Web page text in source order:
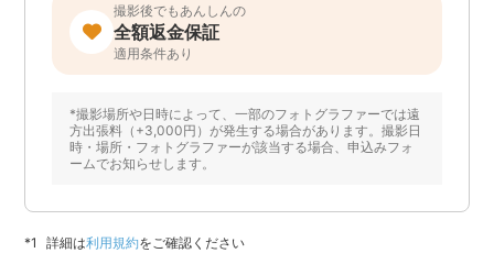
撮影後でもあんしんの
全額返金保証
適用条件あり
*撮影場所や日時によって、一部のフォトグラファーでは遠
方出張料（+3,000円）が発生する場合があります。撮影日
時・場所・フォトグラファーが該当する場合、申込みフォ
ームでお知らせします。
詳細は利用規約をご確認ください